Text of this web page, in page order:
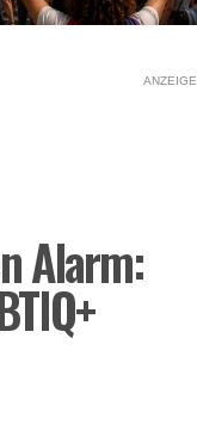
ANZEIGE
Alarm: